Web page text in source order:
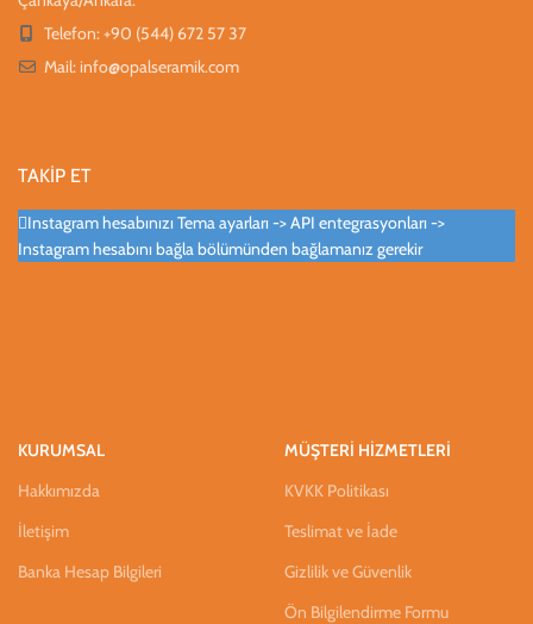
Telefon: +90 (544) 672 57 37
Mail: info@opalseramik.com
TAKİP ET
Instagram hesabınızı Tema ayarları -> API entegrasyonları ->
Instagram hesabını bağla bölümünden bağlamanız gerekir
KURUMSAL
Hakkımızda
İletişim
Banka Hesap Bilgileri
MÜŞTERİ HİZMETLERİ
KVKK Politikası
Teslimat ve İade
Gizlilik ve Güvenlik
Ön Bilgilendirme Formu